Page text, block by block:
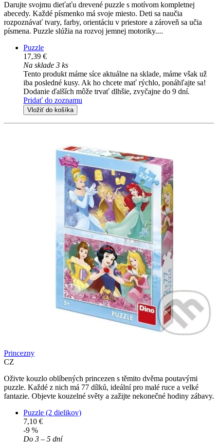
Darujte svojmu dieťaťu drevené puzzle s motívom kompletnej
abecedy. Každé písmenko má svoje miesto. Deti sa naučia
rozpoznávať tvary, farby, orientáciu v priestore a zároveň sa učia
písmena. Puzzle slúžia na rozvoj jemnej motoriky....
Puzzle
17,39 €
Na sklade 3 ks
Tento produkt máme síce aktuálne na sklade, máme však už
iba posledné kusy. Ak ho chcete mať rýchlo, ponáhľajte sa!
Dodanie ďalších môže trvať dlhšie, zvyčajne do 9 dní.
Pridať do zoznamu
Vložiť do košíka
Princezny
CZ
Oživte kouzlo oblíbených princezen s těmito dvěma poutavými
puzzle. Každé z nich má 77 dílků, ideální pro malé ruce a velké
fantazie. Objevte kouzelné světy a zažijte nekonečné hodiny zábavy.
Puzzle (2 dielikov)
7,10 €
-9 %
Do 3 – 5 dní